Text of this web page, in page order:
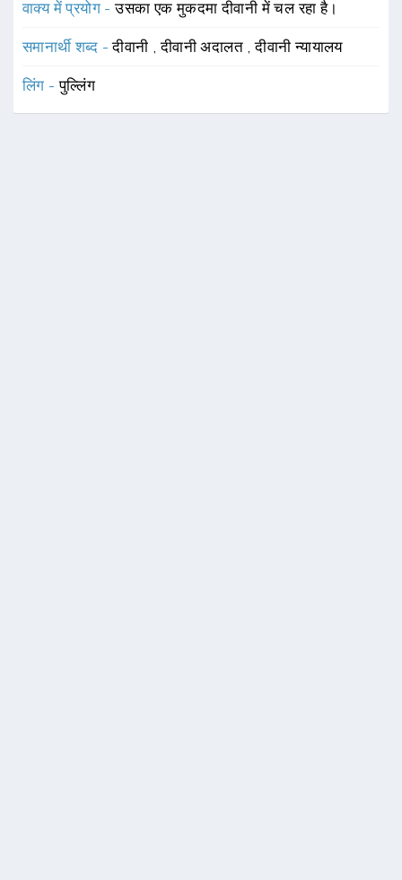
वाक्य में प्रयोग -उसका एक मुकदमा दीवानी में चल रहा है।
समानार्थी शब्द -दीवानी ,दीवानी अदालत ,दीवानी न्यायालय
लिंग -पुल्लिंग